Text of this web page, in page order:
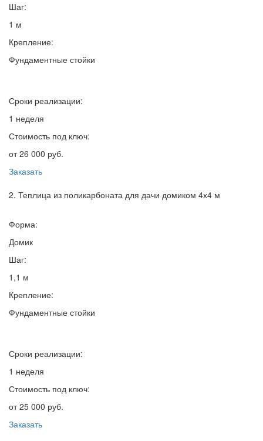
Шаг:
1 м
Крепление:
Фундаментные стойки
Сроки реализации:
1 неделя
Стоимость под ключ:
от 26 000 руб.
Заказать
2. Теплица из поликарбоната для дачи домиком 4х4 м
Форма:
Домик
Шаг:
1,1 м
Крепление:
Фундаментные стойки
Сроки реализации:
1 неделя
Стоимость под ключ:
от 25 000 руб.
Заказать